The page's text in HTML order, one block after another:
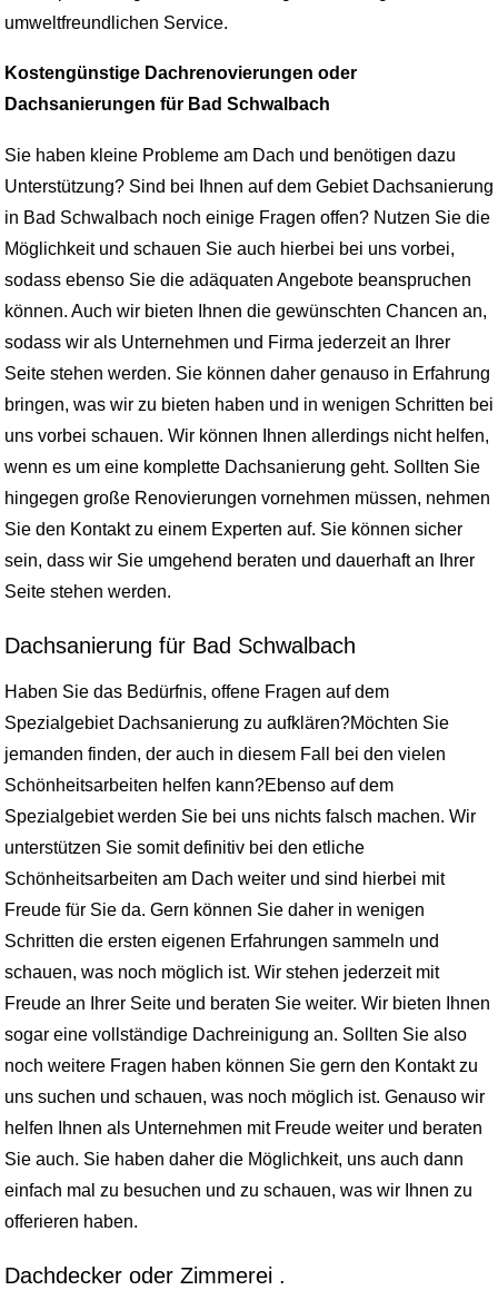
umweltfreundlichen Service.
Kostengünstige Dachrenovierungen oder
Dachsanierungen für Bad Schwalbach
Sie haben kleine Probleme am Dach und benötigen dazu
Unterstützung? Sind bei Ihnen auf dem Gebiet Dachsanierung
in Bad Schwalbach noch einige Fragen offen? Nutzen Sie die
Möglichkeit und schauen Sie auch hierbei bei uns vorbei,
sodass ebenso Sie die adäquaten Angebote beanspruchen
können. Auch wir bieten Ihnen die gewünschten Chancen an,
sodass wir als Unternehmen und Firma jederzeit an Ihrer
Seite stehen werden. Sie können daher genauso in Erfahrung
bringen, was wir zu bieten haben und in wenigen Schritten bei
uns vorbei schauen. Wir können Ihnen allerdings nicht helfen,
wenn es um eine komplette Dachsanierung geht. Sollten Sie
hingegen große Renovierungen vornehmen müssen, nehmen
Sie den Kontakt zu einem Experten auf. Sie können sicher
sein, dass wir Sie umgehend beraten und dauerhaft an Ihrer
Seite stehen werden.
Dachsanierung für Bad Schwalbach
Haben Sie das Bedürfnis, offene Fragen auf dem
Spezialgebiet Dachsanierung zu aufklären?Möchten Sie
jemanden finden, der auch in diesem Fall bei den vielen
Schönheitsarbeiten helfen kann?Ebenso auf dem
Spezialgebiet werden Sie bei uns nichts falsch machen. Wir
unterstützen Sie somit definitiv bei den etliche
Schönheitsarbeiten am Dach weiter und sind hierbei mit
Freude für Sie da. Gern können Sie daher in wenigen
Schritten die ersten eigenen Erfahrungen sammeln und
schauen, was noch möglich ist. Wir stehen jederzeit mit
Freude an Ihrer Seite und beraten Sie weiter. Wir bieten Ihnen
sogar eine vollständige Dachreinigung an. Sollten Sie also
noch weitere Fragen haben können Sie gern den Kontakt zu
uns suchen und schauen, was noch möglich ist. Genauso wir
helfen Ihnen als Unternehmen mit Freude weiter und beraten
Sie auch. Sie haben daher die Möglichkeit, uns auch dann
einfach mal zu besuchen und zu schauen, was wir Ihnen zu
offerieren haben.
Dachdecker oder Zimmerei .